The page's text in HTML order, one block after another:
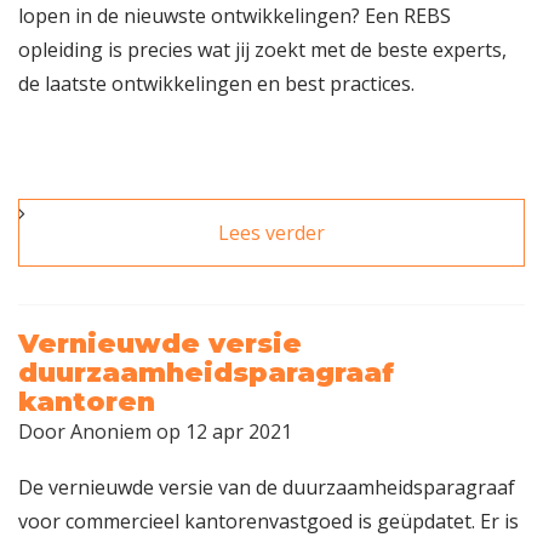
lopen in de nieuwste ontwikkelingen? Een REBS
opleiding is precies wat jij zoekt met de beste experts,
de laatste ontwikkelingen en best practices.
Lees verder
lang met het regelen
Vernieuwde versie
duurzaamheidsparagraaf
kantoren
DoorAnoniem op 12 apr 2021
De vernieuwde versie van de duurzaamheidsparagraaf
voor commercieel kantorenvastgoed is geüpdatet. Er is